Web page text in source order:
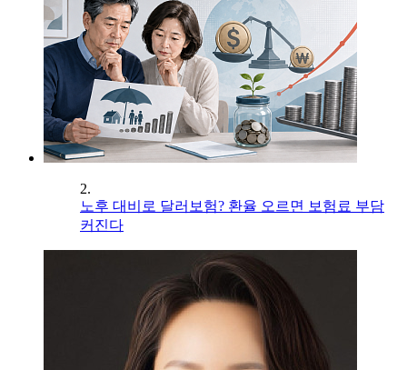
2.
노후 대비로 달러보험? 환율 오르면 보험료 부담
커진다